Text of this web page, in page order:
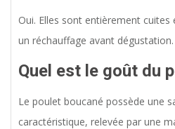
Oui. Elles sont entièrement
un réchauffage avant dégustation.
Quel est le goût du
Le poulet boucané possède une
caractéristique, relevée par une